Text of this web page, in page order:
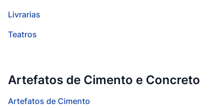
Livrarias
Teatros
Artefatos de Cimento e Concreto
Artefatos de Cimento